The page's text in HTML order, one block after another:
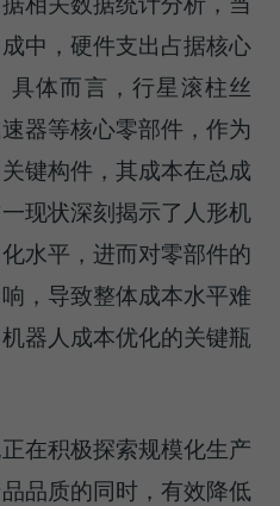
中，硬件支出占据核心
具体而言，行星滚柱丝
器等核心零部件，作为
键构件，其成本在总成
现状深刻揭示了人形机
水平，进而对零部件的
，导致整体成本水平难
器人成本优化的关键瓶
在积极探索规模化生产
品质的同时，有效降低